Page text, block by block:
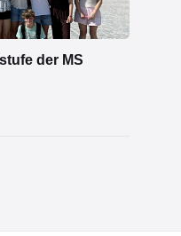
der MS